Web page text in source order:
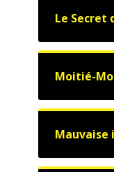
Le Secret
Moitié-
Mauvaise